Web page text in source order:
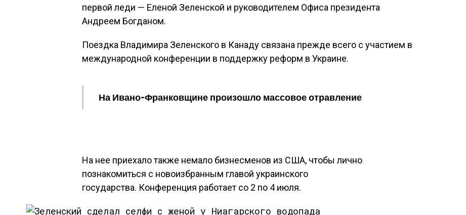
первой леди — Еленой Зеленской и руководителем Офиса президента
Андреем Богданом.
Поездка Владимира Зеленского в Канаду связана прежде всего с участием в
международной конференции в поддержку реформ в Украине.
На Ивано-Франковщине произошло массовое отравление
На нее приехало также немало бизнесменов из США, чтобы лично
познакомиться с новоизбранным главой украинского
государства. Конференция работает со 2 по 4 июля.